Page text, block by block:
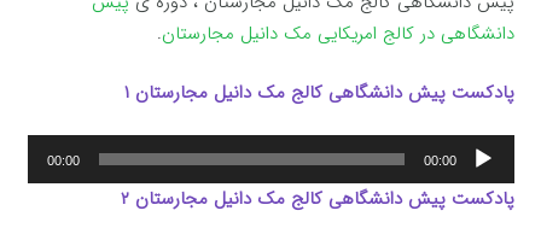
دانشگاهی در کالج امریکایی مک دانیل مجارستان.
پادکست پیش دانشگاهی کالج مک دانیل مجارستان ۱
پخش‌کننده
صوت
00:00
00:00
پادکست پیش دانشگاهی کالج مک دانیل مجارستان ۲